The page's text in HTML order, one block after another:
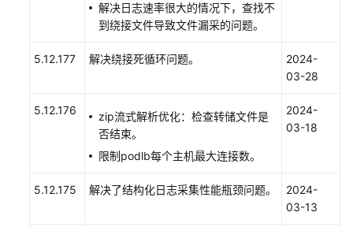
AOM
最
解决日志速率很大的情况下，查找不
到绕接文件导致文件漏采的问题。
5.12.177 解决绕接死循环问题。
2024-
03-28
5.12.176
zip流式解析优化：检查转储文件是
否结束。
限制podlb每个主机最大连接数。
2024-
03-18
5.12.175 解决了结构化日志采集性能瓶颈问题。
2024-
03-13